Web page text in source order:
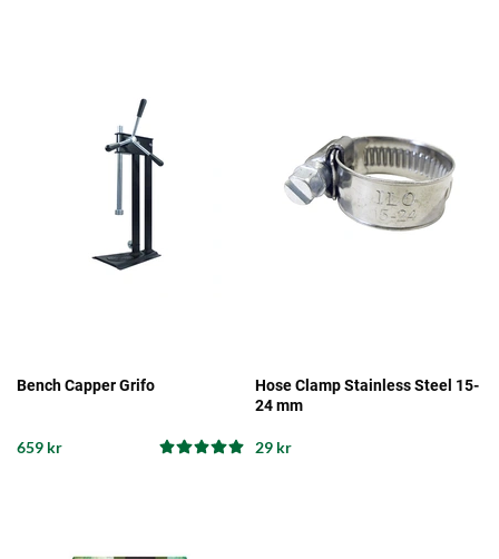
Bench Capper Grifo
659 kr
Hose Clamp Stainless Steel 15-
24 mm
29 kr